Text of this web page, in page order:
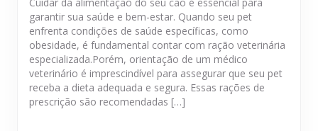
Cuidar da alimentação do seu cão é essencial para
garantir sua saúde e bem-estar. Quando seu pet
enfrenta condições de saúde específicas, como
obesidade, é fundamental contar com ração veterinária
especializada.Porém, orientação de um médico
veterinário é imprescindível para assegurar que seu pet
receba a dieta adequada e segura. Essas rações de
prescrição são recomendadas […]